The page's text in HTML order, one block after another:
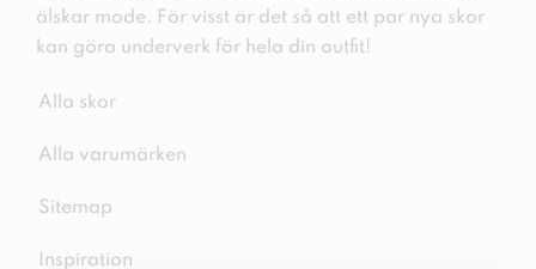
älskar mode. För visst är det så att ett par nya skor
kan göra underverk för hela din outfit!
Alla skor
Alla varumärken
Sitemap
Inspiration